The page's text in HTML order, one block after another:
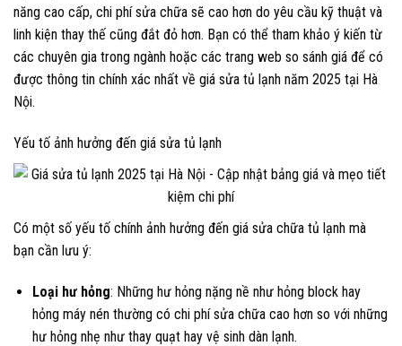
năng cao cấp, chi phí sửa chữa sẽ cao hơn do yêu cầu kỹ thuật và
linh kiện thay thế cũng đắt đỏ hơn. Bạn có thể tham khảo ý kiến từ
các chuyên gia trong ngành hoặc các trang web so sánh giá để có
được thông tin chính xác nhất về giá sửa tủ lạnh năm 2025 tại Hà
Nội.
Yếu tố ảnh hưởng đến giá sửa tủ lạnh
Có một số yếu tố chính ảnh hưởng đến giá sửa chữa tủ lạnh mà
bạn cần lưu ý:
Loại hư hỏng: Những hư hỏng nặng nề như hỏng block hay
hỏng máy nén thường có chi phí sửa chữa cao hơn so với những
hư hỏng nhẹ như thay quạt hay vệ sinh dàn lạnh.